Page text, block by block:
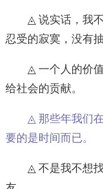
◬ 说实话，我
忍受的寂寞，没有
◬ 一个人的价
给社会的贡献。
◬ 那些年我们
要的是时间而已。
◬ 不是我不想